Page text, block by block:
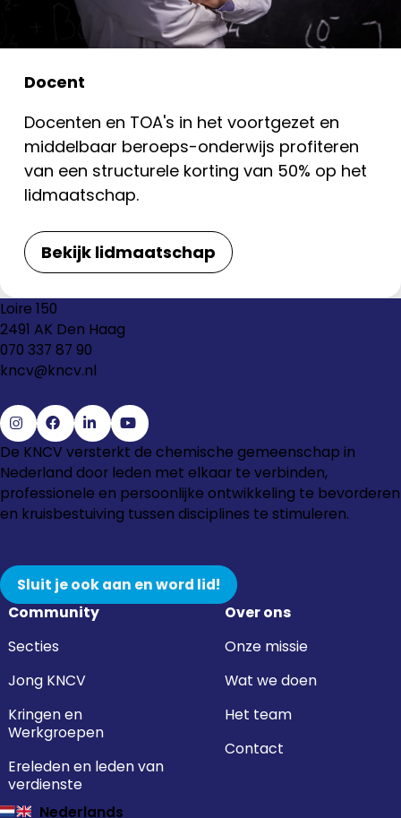
Docent
Docenten en TOA's in het voortgezet en
middelbaar beroeps-onderwijs profiteren
van een structurele korting van 50% op het
lidmaatschap.
Bekijk lidmaatschap
Loire 150
2491 AK Den Haag
070 337 87 90
kncv@kncv.nl
Ga
naar
Instagram
Ga
naar
Facebook
Ga
naar
LinkedIn
Ga
naar
YouTube
Community
Secties
Jong KNCV
Kringen en
Werkgroepen
Ereleden en leden van
verdienste
Over ons
Onze missie
Wat we doen
Het team
Contact
De KNCV versterkt de chemische gemeenschap in
Nederland door leden met elkaar te verbinden,
professionele en persoonlijke ontwikkeling te bevorderen
en kruisbestuiving tussen disciplines te stimuleren.
Sluit je ook aan en word lid!
Nederlands